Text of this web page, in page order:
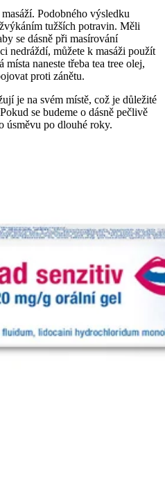
Podobného výsledku
tužších potravin. Měli
se dásně při masírování
nedráždí, můžete k masáži použít
naneste třeba tea tree olej,
proti zánětu.
je na svém místě, což je důležité
se budeme o dásně pečlivě
úsměvu po dlouhé roky.